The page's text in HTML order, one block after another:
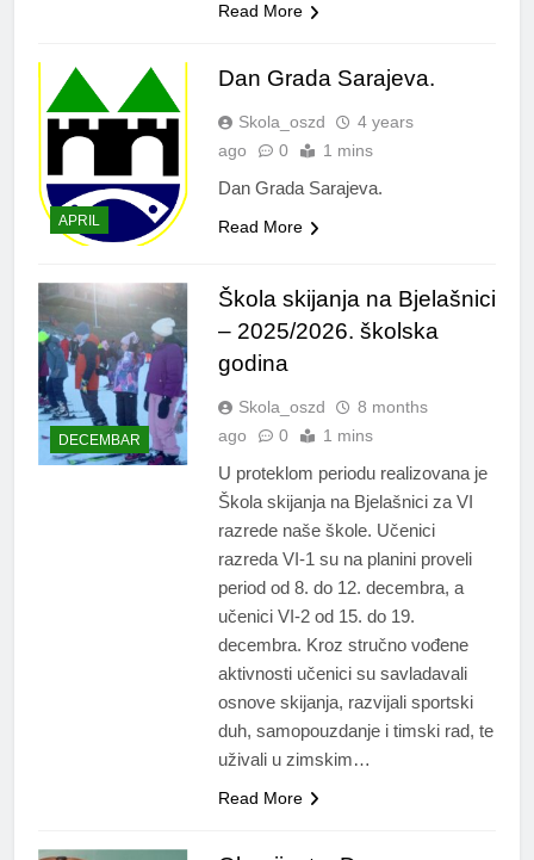
Read More
APRIL
Dan Grada Sarajeva.
Skola_oszd
4 years
ago
0 1 mins
Dan Grada Sarajeva.
Read More
DECEMBAR
Škola skijanja na Bjelašnici
– 2025/2026. školska
godina
Skola_oszd
8 months
ago
0 1 mins
U proteklom periodu realizovana je
Škola skijanja na Bjelašnici za VI
razrede naše škole. Učenici
razreda VI-1 su na planini proveli
period od 8. do 12. decembra, a
učenici VI-2 od 15. do 19.
decembra. Kroz stručno vođene
aktivnosti učenici su savladavali
osnove skijanja, razvijali sportski
duh, samopouzdanje i timski rad, te
uživali u zimskim…
Read More